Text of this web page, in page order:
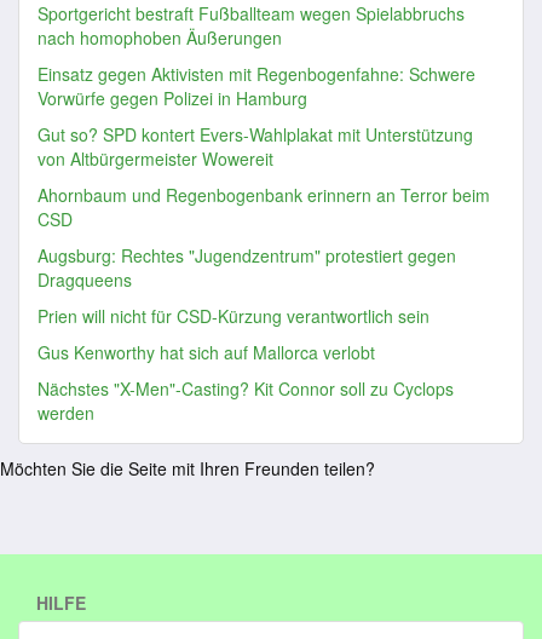
Sportgericht bestraft Fußballteam wegen Spielabbruchs
nach homophoben Äußerungen
Einsatz gegen Aktivisten mit Regenbogenfahne: Schwere
Vorwürfe gegen Polizei in Hamburg
Gut so? SPD kontert Evers-Wahlplakat mit Unterstützung
von Altbürgermeister Wowereit
Ahornbaum und Regenbogenbank erinnern an Terror beim
CSD
Augsburg: Rechtes "Jugendzentrum" protestiert gegen
Dragqueens
Prien will nicht für CSD-Kürzung verantwortlich sein
Gus Kenworthy hat sich auf Mallorca verlobt
Nächstes "X-Men"-Casting? Kit Connor soll zu Cyclops
werden
Möchten Sie die Seite mit Ihren Freunden teilen?
HILFE